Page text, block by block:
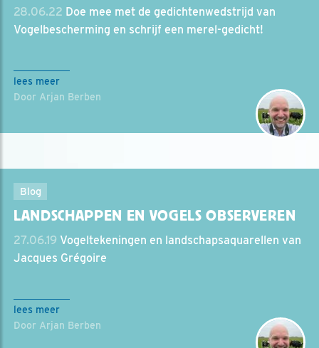
28.06.22 Doe mee met de gedichtenwedstrijd van
Vogelbescherming en schrijf een merel-gedicht!
lees meer
Door Arjan Berben
Blog
LANDSCHAPPEN EN VOGELS OBSERVEREN
27.06.19 Vogeltekeningen en landschapsaquarellen van
Jacques Grégoire
lees meer
Door Arjan Berben